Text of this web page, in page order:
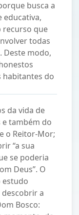
busca a
educativa,
recurso que
todas
Deste modo,
habitantes do
da vida de
e também do
o Reitor-Mor;
“a sua
se poderia
Deus”. O
estudo
a
Bosco: